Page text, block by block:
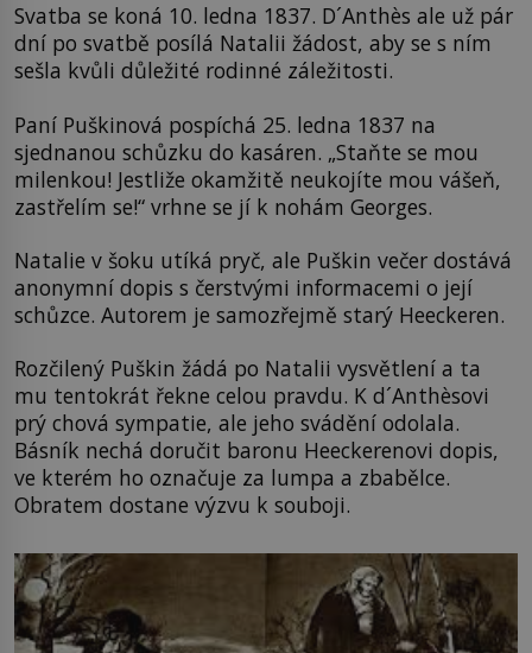
Svatba se koná 10. ledna 1837. D´Anthès ale už pár
dní po svatbě posílá Natalii žádost, aby se s ním
sešla kvůli důležité rodinné záležitosti.
Paní Puškinová pospíchá 25. ledna 1837 na
sjednanou schůzku do kasáren. „Staňte se mou
milenkou! Jestliže okamžitě neukojíte mou vášeň,
zastřelím se!“ vrhne se jí k nohám Georges.
Natalie v šoku utíká pryč, ale Puškin večer dostává
anonymní dopis s čerstvými informacemi o její
schůzce. Autorem je samozřejmě starý Heeckeren.
Rozčilený Puškin žádá po Natalii vysvětlení a ta
mu tentokrát řekne celou pravdu. K d´Anthèsovi
prý chová sympatie, ale jeho svádění odolala.
Básník nechá doručit baronu Heeckerenovi dopis,
ve kterém ho označuje za lumpa a zbabělce.
Obratem dostane výzvu k souboji.